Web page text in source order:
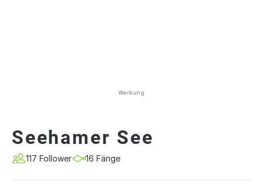
Werbung
Seehamer See
117 Follower 16 Fänge